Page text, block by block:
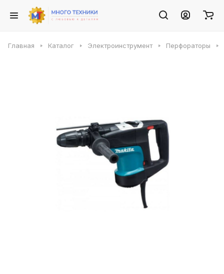
Главная Каталог Электроинструмент Перфораторы